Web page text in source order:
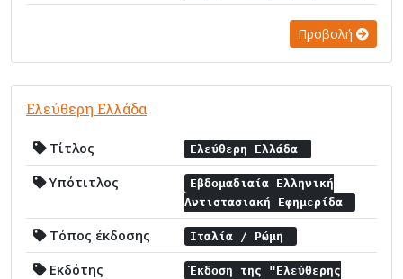
Προβολή
Ελεύθερη Ελλάδα
Τίτλος Ελεύθερη Ελλάδα
Υπότιτλος
Εβδομαδιαία Ελληνική
Αντιστασιακή Εφημερίδα
Τόπος έκδοσης Ιταλία / Ρώμη
Εκδότης
Έκδοση της "Ελεύθερης